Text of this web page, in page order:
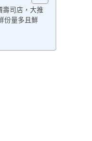
壽司店，大推
份量多且鮮